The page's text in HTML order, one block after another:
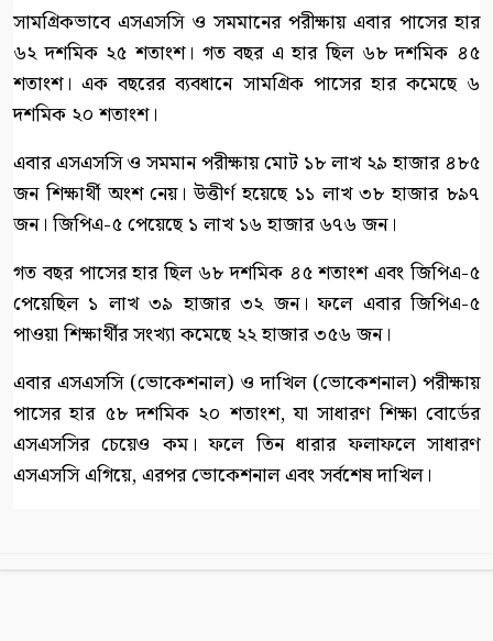
সামগ্রিকভাবে এসএসসি ও সমমানের পরীক্ষায় এবার পাসের হার
৬২ দশমিক ২৫ শতাংশ। গত বছর এ হার ছিল ৬৮ দশমিক ৪৫
শতাংশ। এক বছরের ব্যবধানে সামগ্রিক পাসের হার কমেছে ৬
দশমিক ২০ শতাংশ।
এবার এসএসসি ও সমমান পরীক্ষায় মোট ১৮ লাখ ২৯ হাজার ৪৮৫
জন শিক্ষার্থী অংশ নেয়। উত্তীর্ণ হয়েছে ১১ লাখ ৩৮ হাজার ৮৯৭
জন। জিপিএ-৫ পেয়েছে ১ লাখ ১৬ হাজার ৬৭৬ জন।
গত বছর পাসের হার ছিল ৬৮ দশমিক ৪৫ শতাংশ এবং জিপিএ-৫
পেয়েছিল ১ লাখ ৩৯ হাজার ৩২ জন। ফলে এবার জিপিএ-৫
পাওয়া শিক্ষার্থীর সংখ্যা কমেছে ২২ হাজার ৩৫৬ জন।
এবার এসএসসি (ভোকেশনাল) ও দাখিল (ভোকেশনাল) পরীক্ষায়
পাসের হার ৫৮ দশমিক ২০ শতাংশ, যা সাধারণ শিক্ষা বোর্ডের
এসএসসির চেয়েও কম। ফলে তিন ধারার ফলাফলে সাধারণ
এসএসসি এগিয়ে, এরপর ভোকেশনাল এবং সর্বশেষ দাখিল।